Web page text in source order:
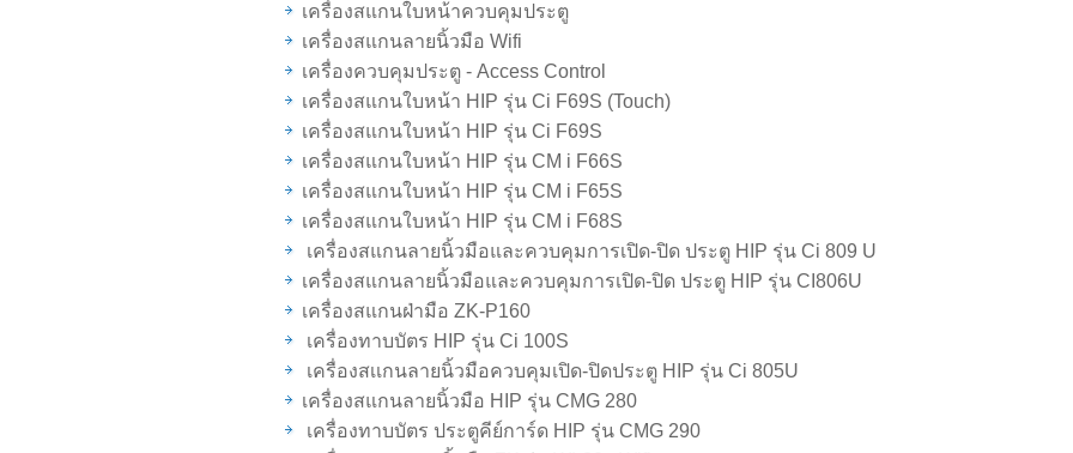
เครื่องสแกนใบหน้าควบคุมประตู
เครื่องสแกนลายนิ้วมือ Wifi
เครื่องควบคุมประตู - Access Control
เครื่องสแกนใบหน้า HIP รุ่น Ci F69S (Touch)
เครื่องสแกนใบหน้า HIP รุ่น Ci F69S
เครื่องสแกนใบหน้า HIP รุ่น CM i F66S
เครื่องสแกนใบหน้า HIP รุ่น CM i F65S
เครื่องสแกนใบหน้า HIP รุ่น CM i F68S
เครื่องสแกนลายนิ้วมือและควบคุมการเปิด-ปิด ประตู HIP รุ่น Ci 809 U
เครื่องสแกนลายนิ้วมือและควบคุมการเปิด-ปิด ประตู HIP รุ่น CI806U
เครื่องสแกนฝ่ามือ ZK-P160
เครื่องทาบบัตร HIP รุ่น Ci 100S
เครื่องสเเกนลายนิ้วมือควบคุมเปิด-ปิดประตู HIP รุ่น Ci 805U
เครื่องสแกนลายนิ้วมือ HIP รุ่น CMG 280
เครื่องทาบบัตร ประตูคีย์การ์ด HIP รุ่น CMG 290